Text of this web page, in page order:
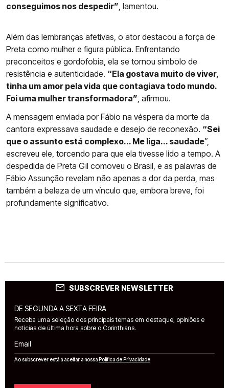
conseguimos nos despedir” , lamentou.
Além das lembranças afetivas, o ator destacou a força de
Preta como mulher e figura pública. Enfrentando
preconceitos e gordofobia, ela se tornou símbolo de
resistência e autenticidade. “Ela gostava muito de viver,
tinha um amor pela vida que contagiava todo mundo.
Foi uma mulher transformadora” , afirmou.
A mensagem enviada por Fábio na véspera da morte da
cantora expressava saudade e desejo de reconexão. “Sei
que o assunto está complexo... Me liga... saudade”,
escreveu ele, torcendo para que ela tivesse lido a tempo. A
despedida de Preta Gil comoveu o Brasil, e as palavras de
Fábio Assunção revelam não apenas a dor da perda, mas
também a beleza de um vínculo que, embora breve, foi
profundamente significativo.
SUBSCREVER NEWSLETTER
DE SEGUNDA A SEXTA FEIRA
Receba uma seleção dos principais temas em destaque, opiniões e
notícias de última hora sobre o Corinthians.
Email
Ao subscrever está a aceitar a nossaPolítica de Privacidade